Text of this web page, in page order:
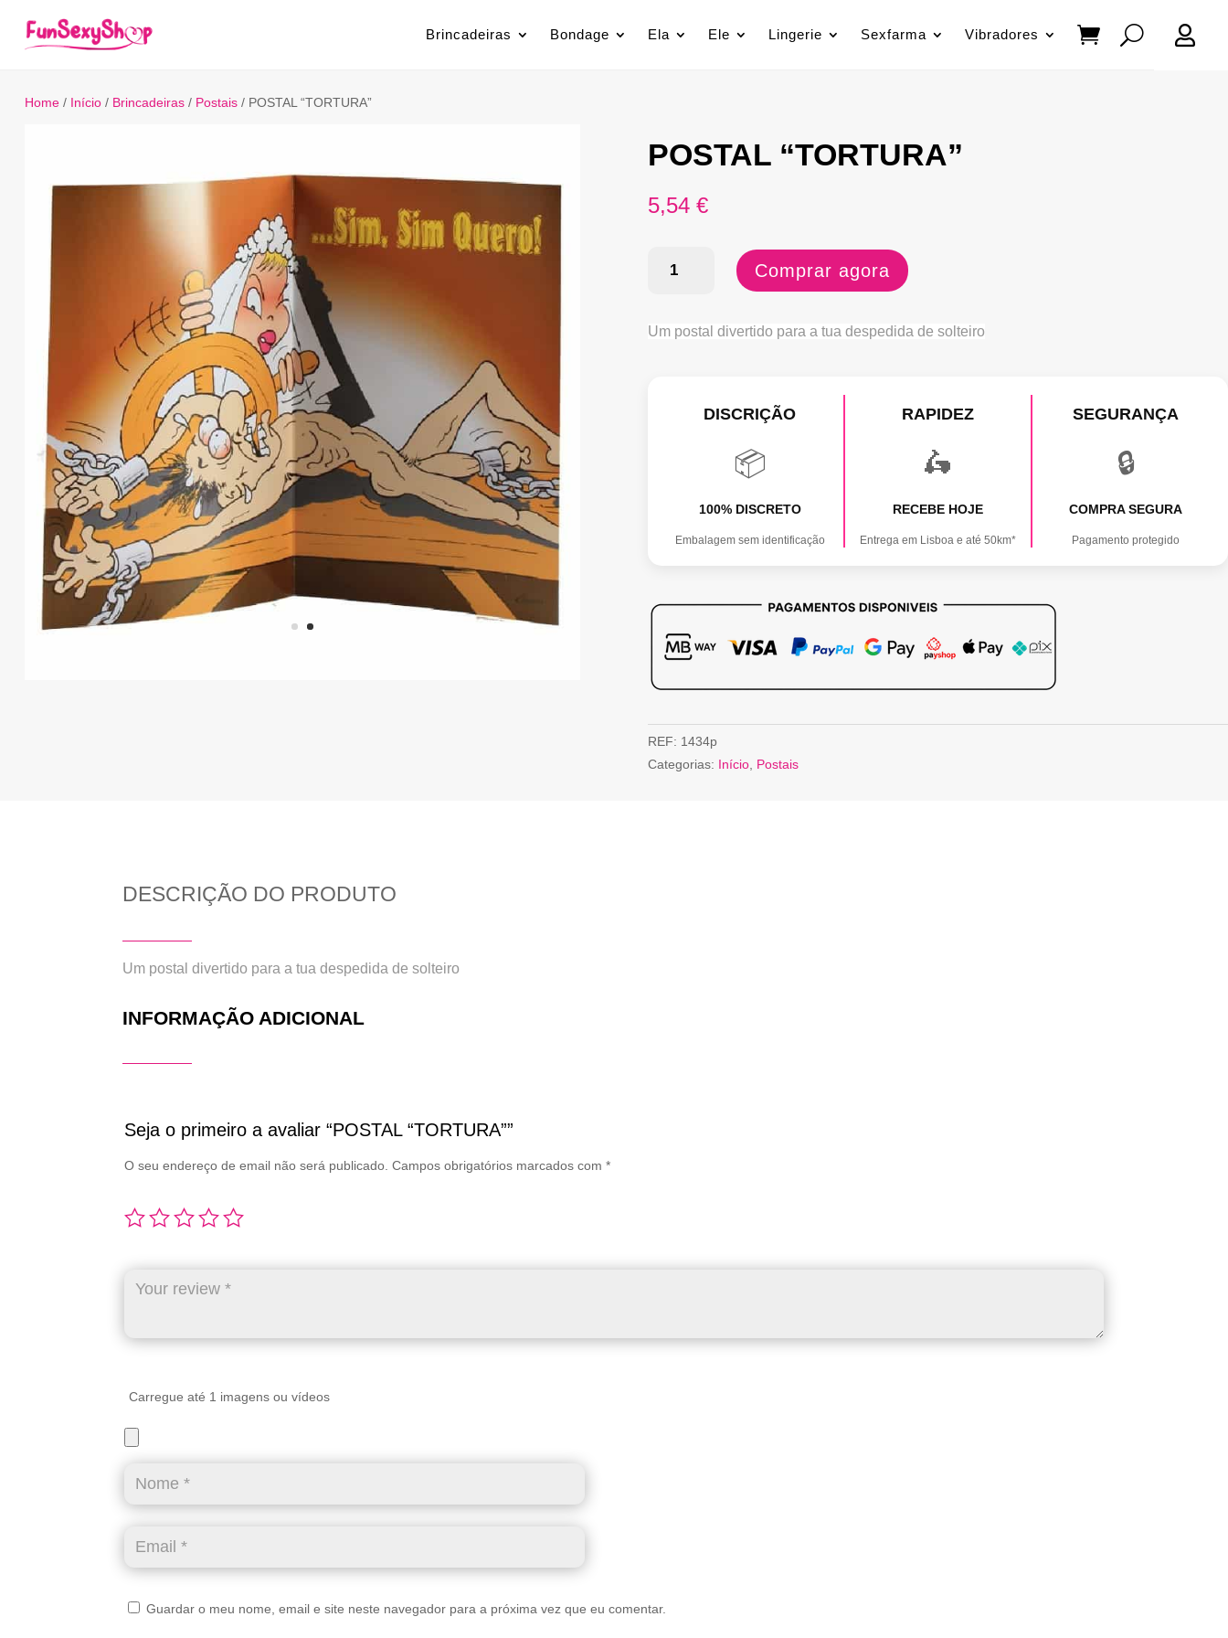
Brincadeiras Bondage Ela Ele Lingerie Sexfarma Vibradores 
Home/ Início/ Brincadeiras/ Postais/ POSTAL “TORTURA”
POSTAL “TORTURA”
5,54 €
Comprar agora
Um postal divertido para a tua despedida de solteiro
DISCRIÇÃO
📦
100% DISCRETO
Embalagem sem identificação
RAPIDEZ
🛵
RECEBE HOJE
Entrega em Lisboa e até 50km*
SEGURANÇA
🔒
COMPRA SEGURA
Pagamento protegido
REF: 1434p
Categorias: Início, Postais
DESCRIÇÃO DO PRODUTO
Um postal divertido para a tua despedida de solteiro
INFORMAÇÃO ADICIONAL
Seja o primeiro a avaliar “POSTAL “TORTURA””
O seu endereço de email não será publicado. Campos obrigatórios marcados com*
Carregue até 1 imagens ou vídeos
Guardar o meu nome, email e site neste navegador para a próxima vez que eu comentar.